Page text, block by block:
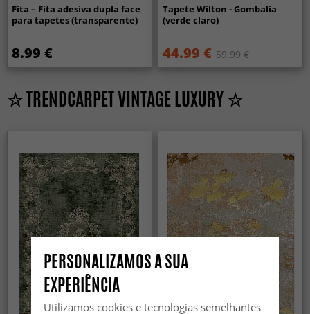
Fita – Fita adesiva dupla face
para tapetes (transparente)
8.99 €
Tapete Wilton - Gombalia
(verde claro)
44.99 € 59.99 €
☆ TRENDCARPET VINTAGE LUXURY ☆
PERSONALIZAMOS A SUA
EXPERIÊNCIA
Utilizamos cookies e tecnologias semelhantes